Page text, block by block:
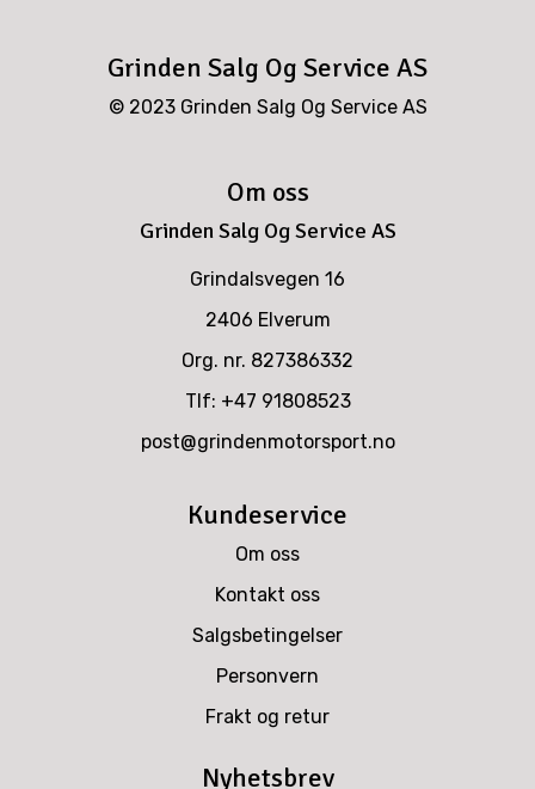
Grinden Salg Og Service AS
© 2023 Grinden Salg Og Service AS
Om oss
Grinden Salg Og Service AS
Grindalsvegen 16
2406 Elverum
Org. nr. 827386332
Tlf: +47 91808523
post@grindenmotorsport.no
Kundeservice
Om oss
Kontakt oss
Salgsbetingelser
Personvern
Frakt og retur
Nyhetsbrev